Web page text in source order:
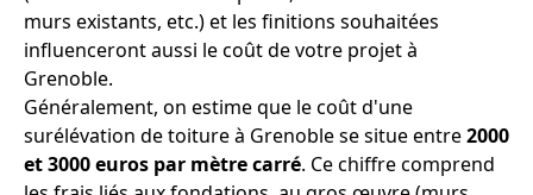
murs existants, etc.) et les finitions souhaitées
influenceront aussi le coût de votre projet à
Grenoble.
Généralement, on estime que le coût d'une
surélévation de toiture à Grenoble se situe entre2000
et 3000 euros par mètre carré. Ce chiffre comprend